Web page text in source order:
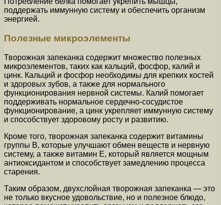
поддержать иммунную систему и обеспечить организм
энергией.
Полезные микроэлементы
Творожная запеканка содержит множество полезных
микроэлементов, таких как кальций, фосфор, калий и
цинк. Кальций и фосфор необходимы для крепких костей
и здоровых зубов, а также для нормального
функционирования нервной системы. Калий помогает
поддерживать нормальное сердечно-сосудистое
функционирование, а цинк укрепляет иммунную систему
и способствует здоровому росту и развитию.
Кроме того, творожная запеканка содержит витамины
группы В, которые улучшают обмен веществ и нервную
систему, а также витамин Е, который является мощным
антиоксидантом и способствует замедлению процесса
старения.
Таким образом, двухслойная творожная запеканка — это
не только вкусное удовольствие, но и полезное блюдо,